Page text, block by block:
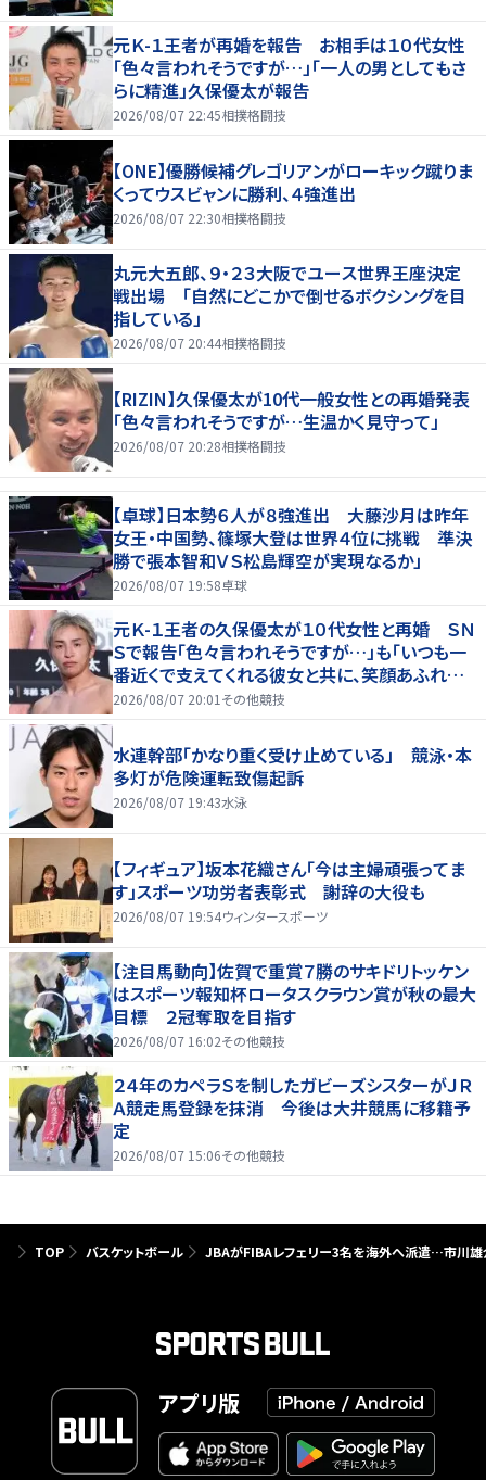
元Ｋ-１王者が再婚を報告 お相手は１０代女性
「色々言われそうですが…」「一人の男としてもさ
らに精進」久保優太が報告
2026/08/07 22:45相撲格闘技
【ONE】優勝候補グレゴリアンがローキック蹴りま
くってウスビャンに勝利、４強進出
2026/08/07 22:30相撲格闘技
丸元大五郎、９・２３大阪でユース世界王座決定
戦出場 「自然にどこかで倒せるボクシングを目
指している」
2026/08/07 20:44相撲格闘技
【RIZIN】久保優太が10代一般女性との再婚発表
「色々言われそうですが…生温かく見守って」
2026/08/07 20:28相撲格闘技
【卓球】日本勢６人が８強進出 大藤沙月は昨年
女王・中国勢、篠塚大登は世界４位に挑戦 準決
勝で張本智和ＶＳ松島輝空が実現なるか」
2026/08/07 19:58卓球
元Ｋ-１王者の久保優太が１０代女性と再婚 ＳＮ
Ｓで報告「色々言われそうですが…」も「いつも一
番近くで支えてくれる彼女と共に、笑顔あふれる
家庭を築いていきたい」
2026/08/07 20:01 その他競技
水連幹部「かなり重く受け止めている」 競泳・本
多灯が危険運転致傷起訴
2026/08/07 19:43水泳
【フィギュア】坂本花織さん「今は主婦頑張ってま
す」スポーツ功労者表彰式 謝辞の大役も
2026/08/07 19:54ウィンタースポーツ
【注目馬動向】佐賀で重賞７勝のサキドリトッケン
はスポーツ報知杯ロータスクラウン賞が秋の最大
目標 ２冠奪取を目指す
2026/08/07 16:02その他競技
２４年のカペラＳを制したガビーズシスターがＪＲ
Ａ競走馬登録を抹消 今後は大井競馬に移籍予
定
2026/08/07 15:06その他競技
TOP バスケットボール JBAがFIBAレフェリー3名を海外へ派遣…市川
アプリ版